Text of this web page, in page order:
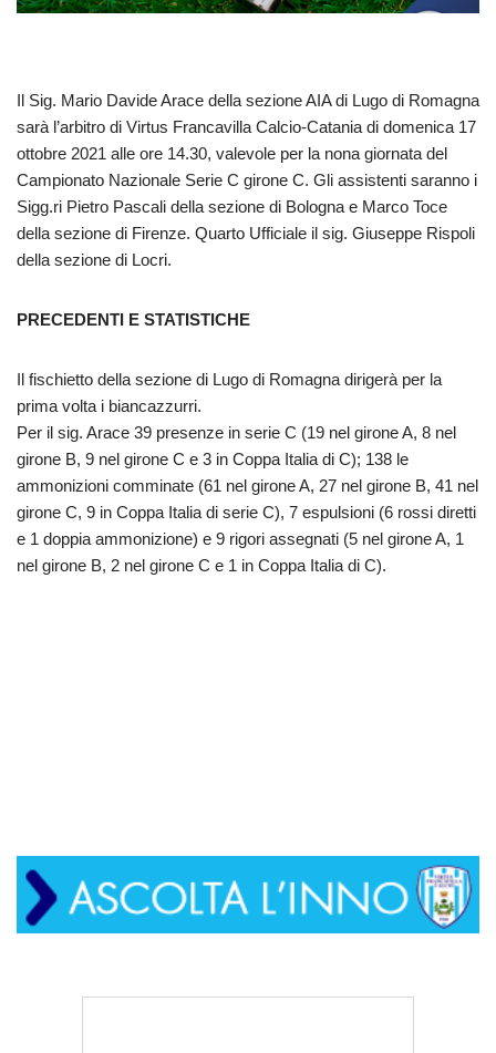
Il Sig. Mario Davide Arace della sezione AIA di Lugo di Romagna
sarà l’arbitro di Virtus Francavilla Calcio-Catania di domenica 17
ottobre 2021 alle ore 14.30, valevole per la nona giornata del
Campionato Nazionale Serie C girone C. Gli assistenti saranno i
Sigg.ri Pietro Pascali della sezione di Bologna e Marco Toce
della sezione di Firenze. Quarto Ufficiale il sig. Giuseppe Rispoli
della sezione di Locri.
PRECEDENTI E STATISTICHE
Il fischietto della sezione di Lugo di Romagna dirigerà per la
prima volta i biancazzurri.
Per il sig. Arace 39 presenze in serie C (19 nel girone A, 8 nel
girone B, 9 nel girone C e 3 in Coppa Italia di C); 138 le
ammonizioni comminate (61 nel girone A, 27 nel girone B, 41 nel
girone C, 9 in Coppa Italia di serie C), 7 espulsioni (6 rossi diretti
e 1 doppia ammonizione) e 9 rigori assegnati (5 nel girone A, 1
nel girone B, 2 nel girone C e 1 in Coppa Italia di C).